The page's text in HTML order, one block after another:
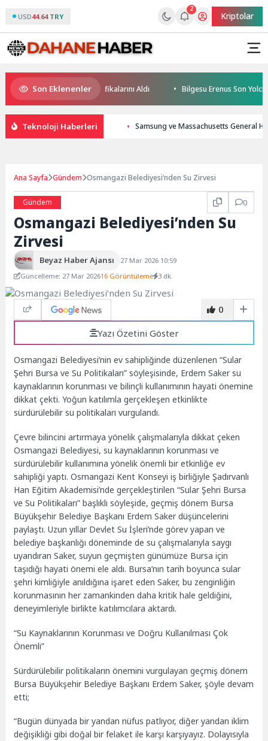
USD44.64 TRY
2
Kriptolar
Son Eklenenler
Yüzücüleri Sertifikalarını Aldı Bilgesu Erenus Son
Teknoloji Haberleri Samsung ve Massachusetts General
Ana Sayfa Gündem Osmangazi Belediyesi’nden Su Zirvesi
Gündem 0
Osmangazi Belediyesi’nden Su
Zirvesi
Beyaz Haber Ajansı
27 Mar 2026 10:59
Güncelleme: 27 Mar 202616 Görüntüleme 3 dk.
0
Yazı Özetini Göster
Osmangazi Belediyesi’nin ev sahipliğinde düzenlenen “Sular
Şehri Bursa ve Su Politikaları” söyleşisinde, Erdem Saker su
kaynaklarının korunması ve bilinçli kullanımının hayati önemine
dikkat çekti. Yoğun katılımla gerçekleşen etkinlikte
sürdürülebilir su politikaları vurgulandı.
Çevre bilincini artırmaya yönelik çalışmalarıyla dikkat çeken
Osmangazi Belediyesi, su kaynaklarının korunması ve
sürdürülebilir kullanımına yönelik önemli bir etkinliğe ev
sahipliği yaptı. Osmangazi Kent Konseyi iş birliğiyle Şadırvanlı
Han Eğitim Akademisi’nde gerçekleştirilen “Sular Şehri Bursa
ve Su Politikaları” başlıklı söyleşide, geçmiş dönem Bursa
Büyükşehir Belediye Başkanı Erdem Saker düşüncelerini
paylaştı. Uzun yıllar Devlet Su İşleri’nde görev yapan ve
belediye başkanlığı döneminde de su çalışmalarıyla saygı
uyandıran Saker, suyun geçmişten günümüze Bursa için
taşıdığı hayati önemi ele aldı. Bursa’nın tarih boyunca sular
şehri kimliğiyle anıldığına işaret eden Saker, bu zenginliğin
korunmasının her zamankinden daha kritik hale geldiğini,
deneyimleriyle birlikte katılımcılara aktardı.
“Su Kaynaklarının Korunması ve Doğru Kullanılması Çok
Önemli”
Sürdürülebilir politikaların önemini vurgulayan geçmiş dönem
Bursa Büyükşehir Belediye Başkanı Erdem Saker, şöyle devam
etti;
“Bugün dünyada bir yandan nüfus patlıyor, diğer yandan iklim
değişikliği gibi doğal bir felaket ile karşı karşıyayız. Dolayısıyla